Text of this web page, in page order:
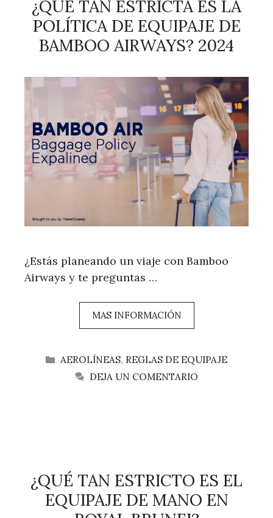
¿QUÉ TAN ESTRICTA ES LA
POLÍTICA DE EQUIPAJE DE
BAMBOO AIRWAYS? 2024
¿Estás planeando un viaje con Bamboo
Airways y te preguntas …
MAS INFORMACIÓN
CATEGORÍAS
AEROLÍNEAS, REGLAS DE EQUIPAJE
DEJA UN COMENTARIO
¿QUÉ TAN ESTRICTO ES EL
EQUIPAJE DE MANO EN